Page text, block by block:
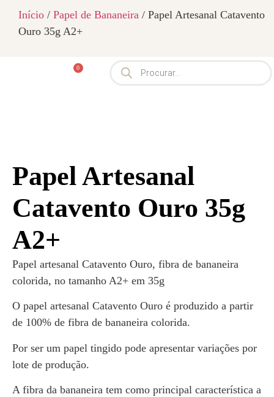
0
Início / Papel de Bananeira / Papel Artesanal Catavento
Ouro 35g A2+
Papel Artesanal
Catavento Ouro 35g
A2+
Papel artesanal Catavento Ouro, fibra de bananeira
colorida, no tamanho A2+ em 35g
O papel artesanal Catavento Ouro é produzido a partir
de 100% de fibra de bananeira colorida.
Por ser um papel tingido pode apresentar variações por
lote de produção.
A fibra da bananeira tem como principal característica a